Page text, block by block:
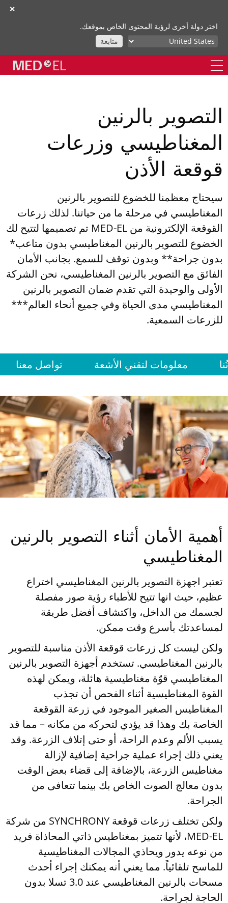
✕
اختر دولة أخرى لرؤية المحتوى الخاص بموقعك.
متابعة
التصوير بالرنين
المغناطيسي وزرعات
قوقعة الأذن
سيحتاج معظمنا للخضوع للتصوير بالرنين
المغناطيسي في مرحلة ما من حياتنا. لذلك زرعات
القوقعة الإلكترونية من MED-EL تم تصميمها لتتيح لك
الخضوع للتصوير بالرنين المغناطيسي بدون متاعب*
بدون جراحة** وبدون توقف للسمع. بجانب الأمان
الفائق مع التصوير بالرنين المغناطيسي، نحن الشركة
الأولى والوحيدة التي تقدم ضمان التصوير بالرنين
المغناطيسي مدى الحياة وفي جميع أنحاء العالم***
للزرعات السمعية.
معلومات لتقني الأشعة تواصل معنا
أهمية الأمان أثناء التصوير بالرنين
المغناطيسي
تعتبر اجهزة التصوير بالرنين المغناطيسي اختراع
عظيم، حيث انها تتيح للأطباء رؤية صور مفصلة
لجسمك من الداخل، واكتشاف أفضل طريقة
لمساعدتك بأسرع وقت ممكن.
ولكن ليست كل زرعات قوقعة الأذن مناسبة للتصوير
بالرنين المغناطيسي. تستخدم أجهزة التصوير بالرنين
المغناطيسي قوّة مغناطيسية هائلة، ويمكن لهذه
القوة المغناطيسية أثناء الفحص أن تجذب
المغناطيس الصغير الموجود في زرعة القوقعة
الخاصة بك وهذا قد يؤدي لتحركه من مكانه – مما قد
يسبب الألم وعدم الراحة، أو حتى إتلاف الزرعة. وقد
يعني ذلك إجراء عملية جراحية إضافية لإزالة
مغناطيس الزرعة، بالإضافة إلى قضاء بعض الوقت
بدون معالج الصوت الخاص بك بينما تتعافى من
الجراحة.
ولكن تختلف زرعات قوقعة SYNCHRONY من شركة
MED-EL، لأنها تتميز بمغناطيس ذاتي المحاذاة فريد
من نوعه يدور ويحاذي المجالات المغناطيسية
للماسح تلقائياً. مما يعني أنه يمكنك إجراء أحدث
مسحات بالرنين المغناطيسي عند 3.0 تسلا بدون
الحاجة لجراحة.